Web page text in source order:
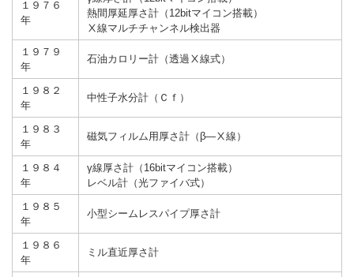
１９７６
年
熱間厚延厚さ計（12bitマイコン搭載）
Ⅹ線マルチチャンネル検出器
１９７９
年
石油カロリー計（透過Ⅹ線式）
１９８２
年
中性子水分計（Ｃｆ）
１９８３
年
磁気フィルム用厚さ計（β―Ⅹ線）
１９８４
年
γ線厚さ計（16bitマイコン搭載）
レベル計（光ファイバ式）
１９８５
年
小型シームレスパイプ厚さ計
１９８６
年
ミル直近厚さ計